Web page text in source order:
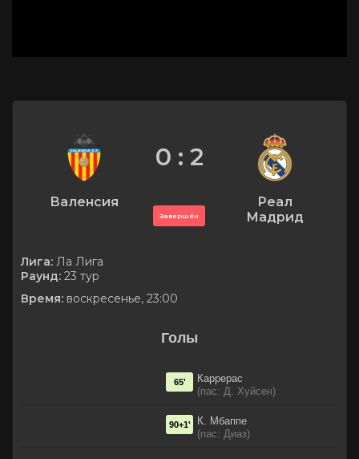
Валенсия
0 : 2
Завершён
Реал
Мадрид
Лига: Ла Лига
Раунд: 23 тур
Время: воскресенье, 23:00
Голы
Каррерас
(пас: Д. Хуйсен)
65'
К. Мбаппе
(пас: Диаз)
90+1'